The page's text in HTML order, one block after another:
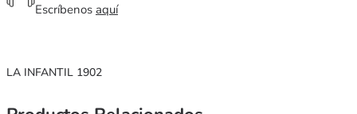
Escríbenos aquí
LA INFANTIL 1902